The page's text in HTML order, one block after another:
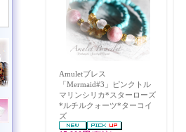
Amuletブレス
「Mermaid#3」ピンクトル
マリンシリカ*スターローズ
*ルチルクォーツ*ターコイ
ズ